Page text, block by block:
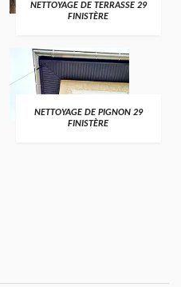
NETTOYAGE DE TERRASSE 29
FINISTÈRE
NETTOYAGE DE PIGNON 29
FINISTÈRE